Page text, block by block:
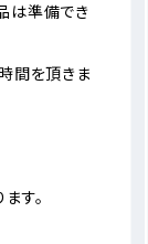
は準備でき
間を頂きま
す。